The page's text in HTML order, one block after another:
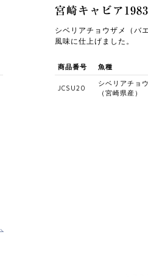
宮崎キャビア
シベリアチョウザメ（バ
⾵味に仕上げました。
商品番号 魚種
JCSU20
シベリアチョ
（宮崎県産）